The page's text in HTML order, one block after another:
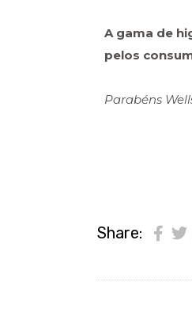
A gama de
pelos
Parabéns
Share: